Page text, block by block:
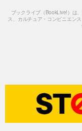
ブックライブ（BookLive!）は
ス、カルチュア・コンビニエン